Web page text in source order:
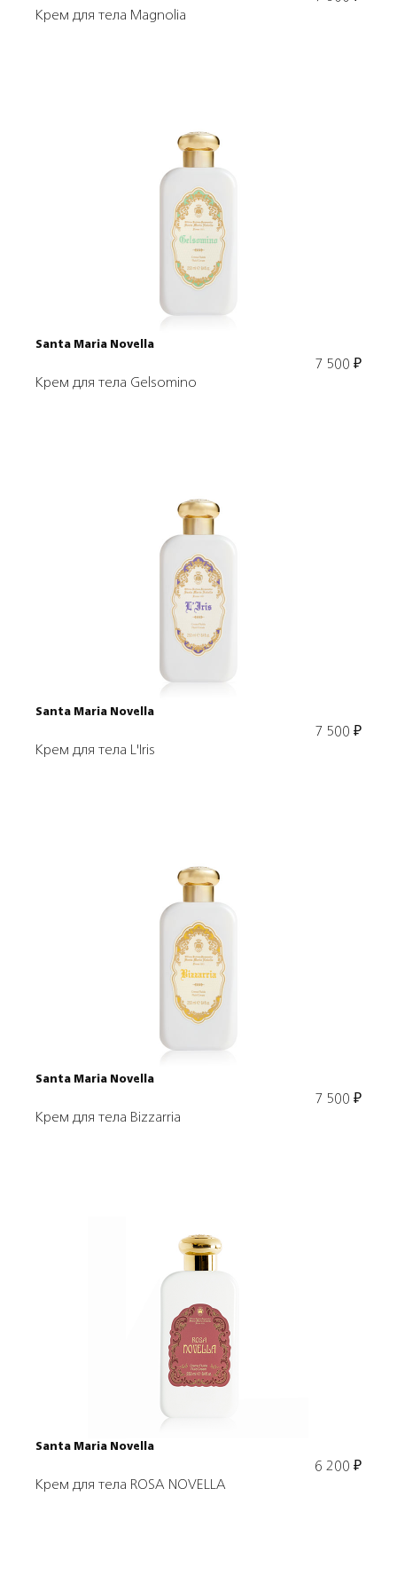
Крем для тела Magnolia
Подробнее
В корзину
Santa Maria Novella
7 500 ₽
Крем для тела Gelsomino
Подробнее
В корзину
Santa Maria Novella
7 500 ₽
Крем для тела L'Iris
Подробнее
В корзину
Santa Maria Novella
7 500 ₽
Крем для тела Bizzarria
В корзину
Santa Maria Novella
6 200 ₽
Крем для тела ROSA NOVELLA